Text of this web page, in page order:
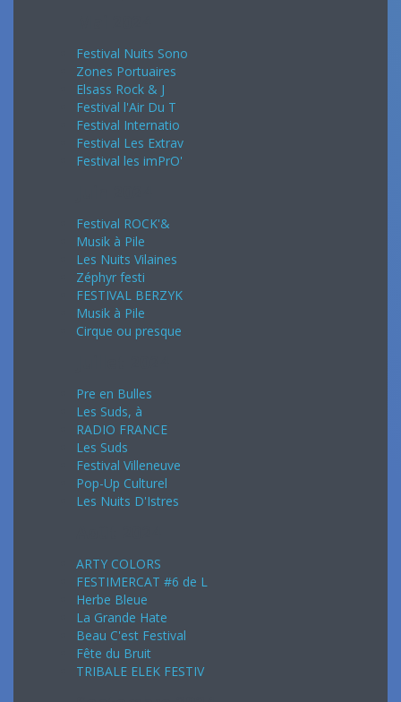
Festival Nuits Sono
Zones Portuaires
Elsass Rock & J
Festival l'Air Du T
Festival Internatio
Festival Les Extrav
Festival les imPrO'
Festival ROCK'&
Musik à Pile
Les Nuits Vilaines
Zéphyr festi
FESTIVAL BERZYK
Musik à Pile
Cirque ou presque
Pre en Bulles
Les Suds, à
RADIO FRANCE
Les Suds
Festival Villeneuve
Pop-Up Culturel
Les Nuits D'Istres
ARTY COLORS
FESTIMERCAT #6 de L
Herbe Bleue
La Grande Hate
Beau C'est Festival
Fête du Bruit
TRIBALE ELEK FESTIV